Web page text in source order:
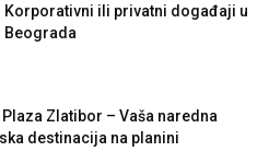
Korporativni ili privatni događaji u
Beograda
Zlatibor – Vaša naredna
destinacija na planini